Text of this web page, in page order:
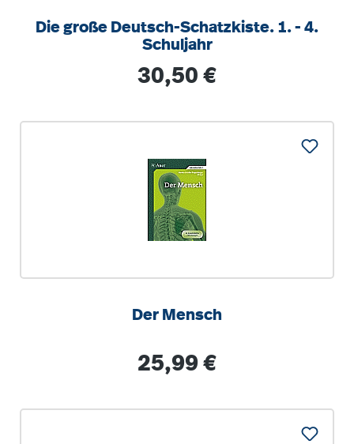
Die große Deutsch-Schatzkiste. 1. - 4.
Schuljahr
Regulärer Preis:
30,50 €
Der Mensch
Regulärer Preis:
25,99 €